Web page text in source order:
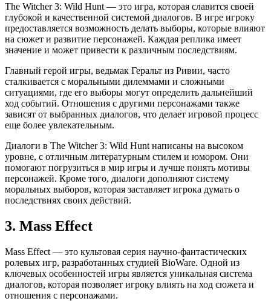
The Witcher 3: Wild Hunt — это игра, которая славится своей
глубокой и качественной системой диалогов. В игре игроку
предоставляется возможность делать выборы, которые влияют
на сюжет и развитие персонажей. Каждая реплика имеет
значение и может привести к различным последствиям.
Главный герой игры, ведьмак Геральт из Ривии, часто
сталкивается с моральными дилеммами и сложными
ситуациями, где его выборы могут определить дальнейший
ход событий. Отношения с другими персонажами также
зависят от выбранных диалогов, что делает игровой процесс
еще более увлекательным.
Диалоги в The Witcher 3: Wild Hunt написаны на высоком
уровне, с отличным литературным стилем и юмором. Они
помогают погрузиться в мир игры и лучше понять мотивы
персонажей. Кроме того, диалоги дополняют систему
моральных выборов, которая заставляет игрока думать о
последствиях своих действий.
3. Mass Effect
Mass Effect — это культовая серия научно-фантастических
ролевых игр, разработанных студией BioWare. Одной из
ключевых особенностей игры является уникальная система
диалогов, которая позволяет игроку влиять на ход сюжета и
отношения с персонажами.